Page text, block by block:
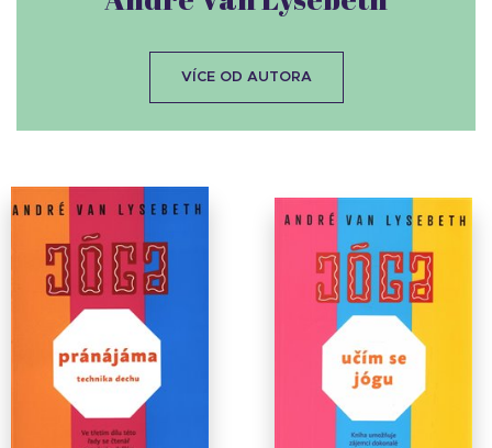
VÍCE OD AUTORA